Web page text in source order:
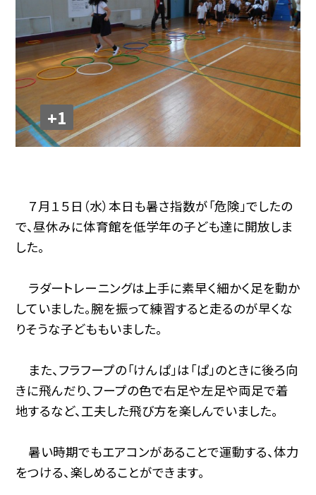
+1
７月１５日（水）本日も暑さ指数が「危険」でしたの
で、昼休みに体育館を低学年の子ども達に開放しま
した。
ラダートレーニングは上手に素早く細かく足を動か
していました。腕を振って練習すると走るのが早くな
りそうな子どももいました。
また、フラフープの「けんぱ」は「ぱ」のときに後ろ向
きに飛んだり、フープの色で右足や左足や両足で着
地するなど、工夫した飛び方を楽しんでいました。
暑い時期でもエアコンがあることで運動する、体力
をつける、楽しめることができます。